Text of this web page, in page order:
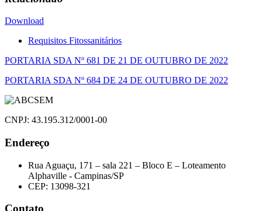
Download
Requisitos Fitossanitários
Navegação
de
Post
PORTARIA SDA Nº 681 DE 21 DE OUTUBRO DE 2022
PORTARIA SDA Nº 684 DE 24 DE OUTUBRO DE 2022
CNPJ: 43.195.312/0001-00
Endereço
Rua Aguaçu, 171 – sala 221 – Bloco E – Loteamento
Alphaville - Campinas/SP
CEP: 13098-321